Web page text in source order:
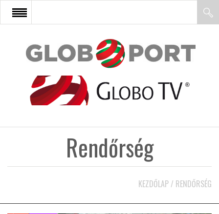
FŐOLDAL
AFRIKA
Rendőrség
KEZDŐLAP / RENDŐRSÉG